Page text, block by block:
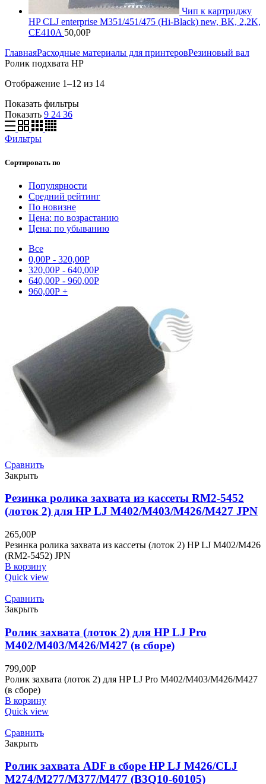
Чип к картриджу
HP CLJ enterprise M351/451/475 (Hi-Black) new, BK, 2,2K,
CE410A 50,00Р
ГлавнаяРасходные материалы для принтеровРезиновый вал
Ролик подхвата HP
Отображение 1–12 из 14
Показать фильтры
Показать 9 24 36
Фильтры
Сортировать по
Популярности
Средний рейтинг
По новизне
Цена: по возрастанию
Цена: по убыванию
Все
0,00Р - 320,00Р
320,00Р - 640,00Р
640,00Р - 960,00Р
960,00Р +
Сравнить
Закрыть
Резинка ролика захвата из кассеты RM2-5452
(лоток 2) для HP LJ M402/M403/M426/M427 JPN
265,00Р
Резинка ролика захвата из кассеты (лоток 2) HP LJ M402/M426
(RM2-5452) JPN
В корзину
Quick view
Сравнить
Закрыть
Ролик захвата (лоток 2) для HP LJ Pro
M402/M403/M426/M427 (в сборе)
799,00Р
Ролик захвата (лоток 2) для HP LJ Pro M402/M403/M426/M427
(в сборе)
В корзину
Quick view
Сравнить
Закрыть
Ролик захвата ADF в сборе HP LJ M426/CLJ
M274/M277/M377/M477 (B3Q10-60105)